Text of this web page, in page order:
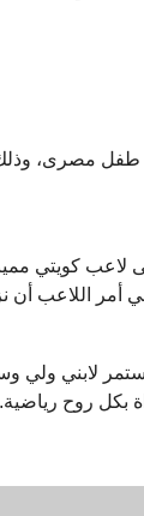
طفل مصرى،
لاعب كويتي
أمر اللاعب أن
لابني ولي
بكل روح رياضية.